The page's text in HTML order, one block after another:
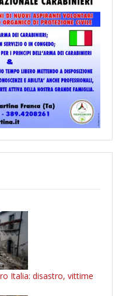
Italia: disastro, vittime